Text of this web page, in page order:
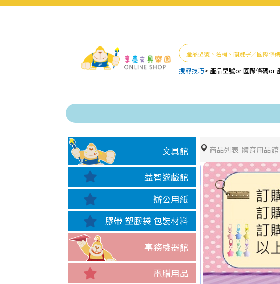
搜尋技巧> 產品型號or國際條碼or
文具館
益智遊戲館
辦公用紙
膠帶 塑膠袋 包裝材料
事務機器館
電腦用品
商品列表 體育用品館